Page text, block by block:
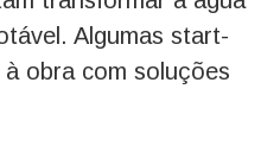
Algumas start-
obra com soluções